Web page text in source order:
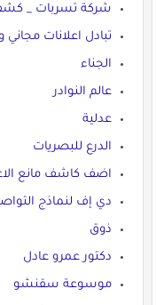
شركة تسربات _ كشف
تبادل اعلانات
الجناء
عالم النوادر
عدلية
الدرع للبصريات
اضف كاشف مانع
دي إف لنماذج
ذوق
دكتور عمرو عادل
موسوعة سقنشو